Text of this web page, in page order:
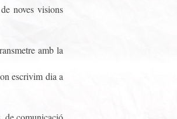
noves visions
amb la
escrivim dia a